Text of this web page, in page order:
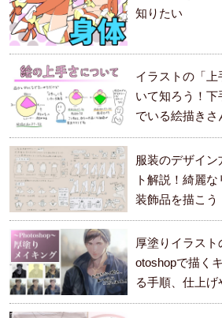
知りたい
イラストの「
いて知ろう！
でいる絵描きさ
服装のデザイ
ト解説！綺麗な
装飾品を描こう
厚塗りイラス
otoshopで描く
る手順、仕上
ます。